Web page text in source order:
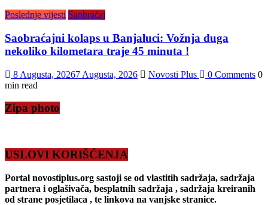
Poslednje vijesti Saobraćaj
Saobraćajni kolaps u Banjaluci: Vožnja duga
nekoliko kilometara traje 45 minuta !
8 Augusta, 20267 Augusta, 2026 Novosti Plus 0 Comments 0
min read
Zipa photo
USLOVI KORIŠĆENJA
Portal novostiplus.org sastoji se od vlastitih sadržaja, sadržaja
partnera i oglašivača, besplatnih sadržaja , sadržaja kreiranih
od strane posjetilaca , te linkova na vanjske stranice.